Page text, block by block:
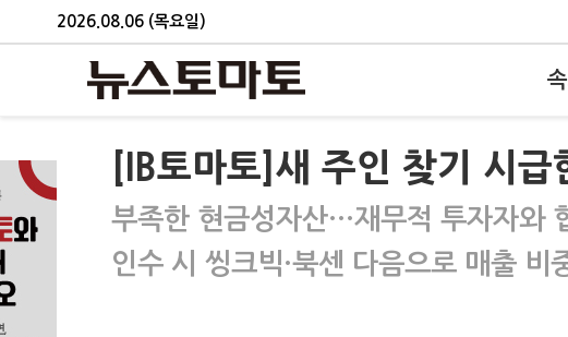
2026.08.06 (목요일)
[IB토마토]새 주인 찾기 시
부족한 현금성자산…재무적 투자자와
인수 시 씽크빅·북센 다음으로 매출 비